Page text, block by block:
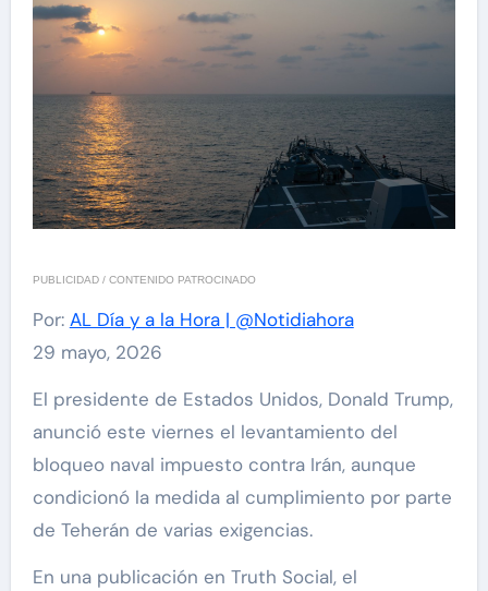
PUBLICIDAD / CONTENIDO PATROCINADO
Por: AL Día y a la Hora | @Notidiahora
29 mayo, 2026
El presidente de Estados Unidos, Donald Trump,
anunció este viernes el levantamiento del
bloqueo naval impuesto contra Irán, aunque
condicionó la medida al cumplimiento por parte
de Teherán de varias exigencias.
En una publicación en Truth Social, el